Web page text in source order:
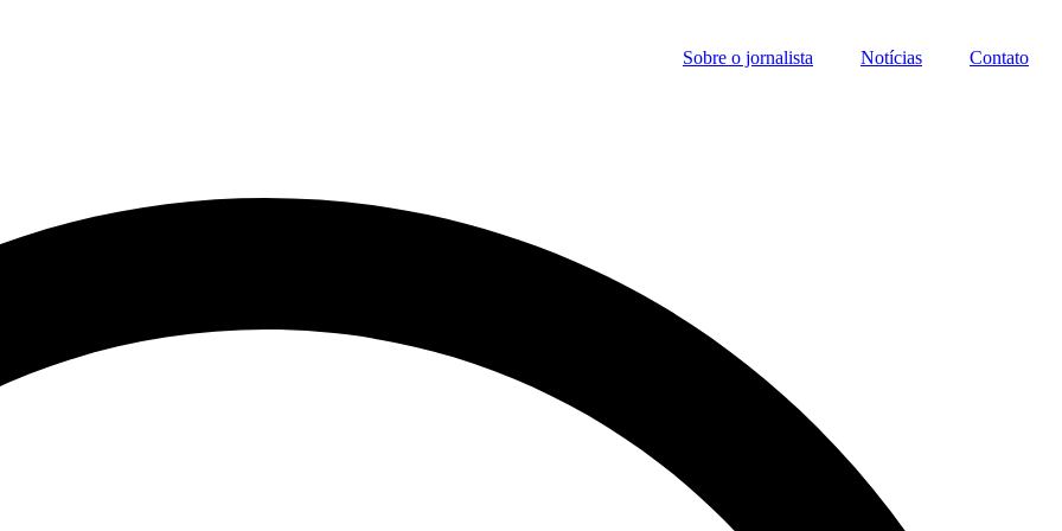
Sobre o jornalista Notícias Contato